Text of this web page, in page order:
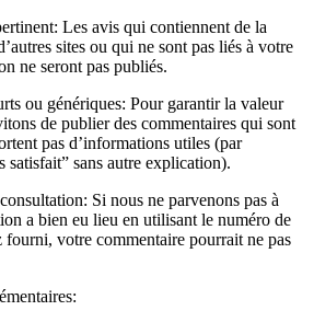
Les avis qui contiennent de la
sites ou qui ne sont pas liés à votre
ne seront pas publiés.
ou génériques: Pour garantir la valeur
de publier des commentaires qui sont
pas d’informations utiles (par
satisfait” sans autre explication).
Si nous ne parvenons pas à
a bien eu lieu en utilisant le numéro de
fourni, votre commentaire pourrait ne pas